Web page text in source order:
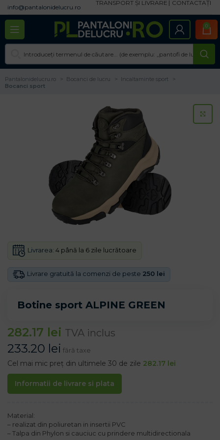
info@pantalonidelucru.ro
TRANSPORT ȘI LIVRARE CONTACTAȚI
0
Pantalonidelucru.ro Bocanci de lucru
Incaltaminte sport
Bocanci sport
Botine sport ALPINE GREEN
Livrare gratuită la comenzi de peste 250 lei
Livrarea: 4 până la 6 zile lucrătoare
282.17 lei TVA inclus
233.20 lei fără taxe
Cel mai mic preț din ultimele 30 de zile 282.17 lei
Informatii de livrare si plata
Material:
– realizat din poliuretan in insertii PVC
– Talpa din Phylon si cauciuc cu prindere multidirectionala